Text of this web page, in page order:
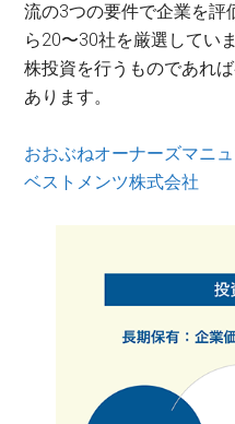
流の3つの要件で企業を評
ら20〜30社を厳選してい
株投資を行うものであれ
あります。
おおぶねオーナーズマニ
ベストメンツ株式会社